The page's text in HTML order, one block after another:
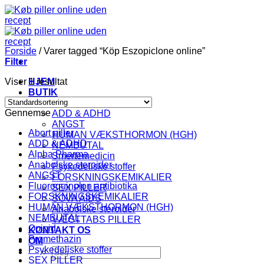
Fortsæt
til
indhold
HJEM
BUTIK
KATEGORI
ADD & ADHD
ANGST
HUMAN VÆKSTHORMON (HGH)
NEMBUTAL
Smertemedicin
Psykedeliske stoffer
FORSKNINGSKEMIKALIER
SEX PILLER
SOVA AIDS
Anabolske steroider
VÆGTTABS PILLER
KONTAKT OS
OM
Søg
efter:
Forside /Varer tagged “Köp Eszopiclone online”
Filter
Viser 1 resultat
Gennemse
Abort piller
ADD & ADHD
Alpha Pharma
Anabolske steroider
ANGST
Fluoroquinolon antibiotika
FORSKNINGSKEMIKALIER
HUMAN VÆKSTHORMON (HGH)
NEMBUTAL
Opioid
Promethazin
Psykedeliske stoffer
SEX PILLER